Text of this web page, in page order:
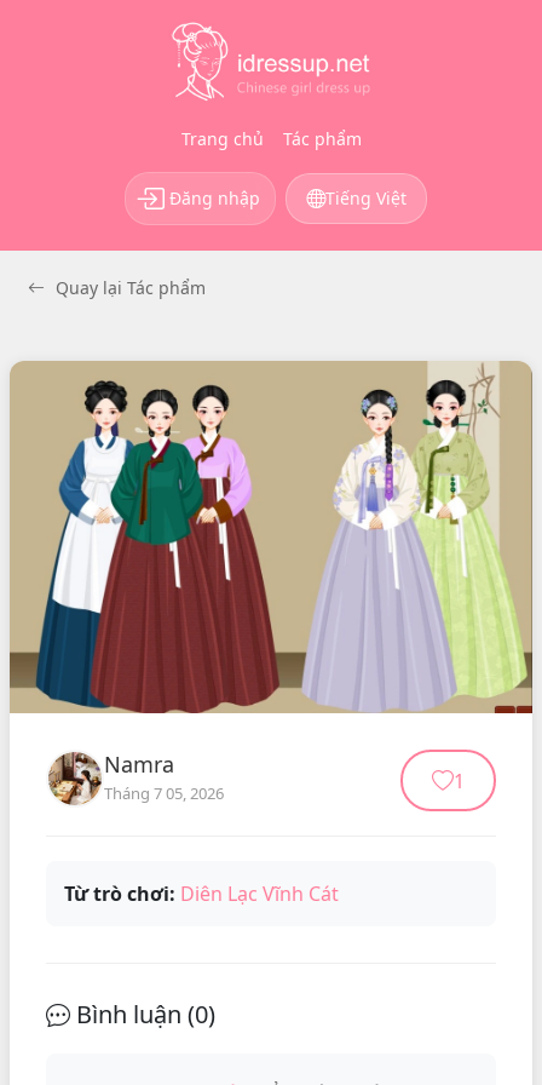
Trang chủ Tác phẩm
Đăng nhập Tiếng Việt
Quay lại Tác phẩm
Namra
Tháng 7 05, 2026 1
Từ trò chơi: Diên Lạc Vĩnh Cát
Bình luận (0)